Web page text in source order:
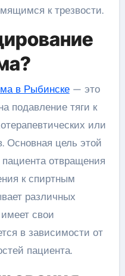
к трезвости.
в Рыбинске— это
подавление тяги к
или
Основная цель этой
отвращения
к спиртным
различных
свои
в зависимости от
пациента.